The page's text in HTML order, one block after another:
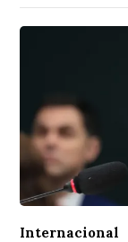
Internacional